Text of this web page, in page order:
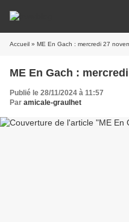
Accueil » ME En Gach : mercredi 27
ME En Gach :
Publié le 28/11/2024 à 11:57
Par amicale-graulhet